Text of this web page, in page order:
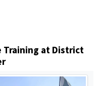
Training at District